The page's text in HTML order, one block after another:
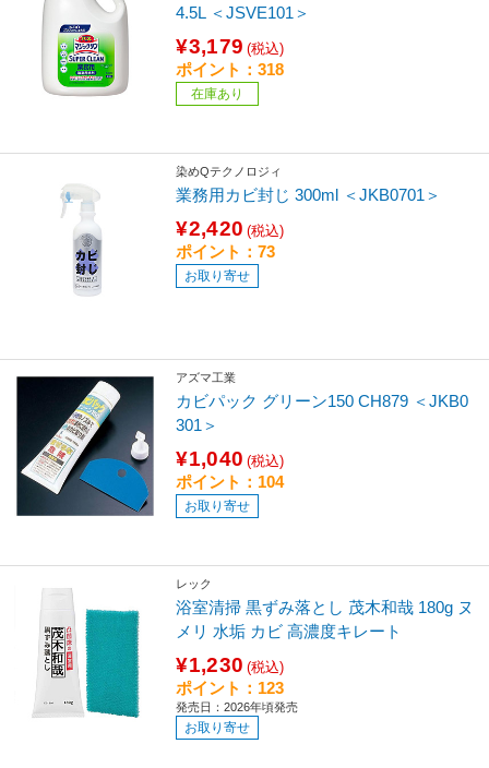
4.5L ＜JSVE101＞
¥3,179 (税込)
ポイント：318
在庫あり
染めQテクノロジィ
業務用カビ封じ 300ml ＜JKB0701＞
¥2,420 (税込)
ポイント：73
お取り寄せ
アズマ工業
カビパック グリーン150 CH879 ＜JKB0
301＞
¥1,040 (税込)
ポイント：104
お取り寄せ
レック
浴室清掃 黒ずみ落とし 茂木和哉 180g ヌ
メリ 水垢 カビ 高濃度キレート
¥1,230 (税込)
ポイント：123
発売日：2026年頃発売
お取り寄せ